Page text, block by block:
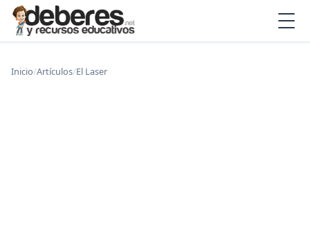
Inicio/Artículos/El Laser